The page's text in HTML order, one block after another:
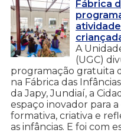
Fábrica
A
(UGC)
programação gratuita
na Fábrica das
da Japy, Jundiaí, a
espaço inovador para
formativa, criativa e
as infâncias. E foi com